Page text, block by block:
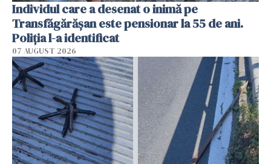
Individul care a desenat o inimă pe
Transfăgărășan este pensionar la 55 de ani.
Poliția l-a identificat
07 AUGUST 2026